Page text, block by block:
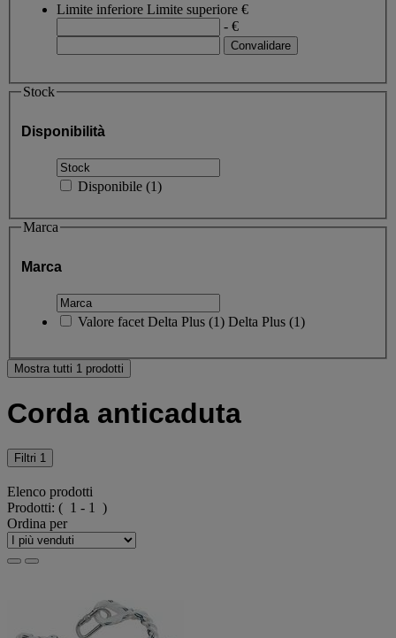
Limite inferiore Limite superiore €
- €
Stock
Disponibilità
Disponibile (1)
Marca
Marca
Valore facet Delta Plus (1) Delta Plus (1)
Mostra tutti 1 prodotti
Corda anticaduta
Filtri 1
Elenco prodotti
Prodotti: ( 1 - 1 )
Ordina per